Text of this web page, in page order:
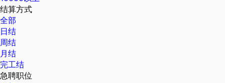
结算方式
全部
日结
周结
月结
完工结
急聘职位